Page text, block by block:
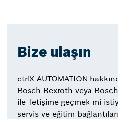
Bize ulaşın
ctrlX AUTOMATION
Bosch Rexroth veya
ile iletişime geçmek mi
servis ve eğitim